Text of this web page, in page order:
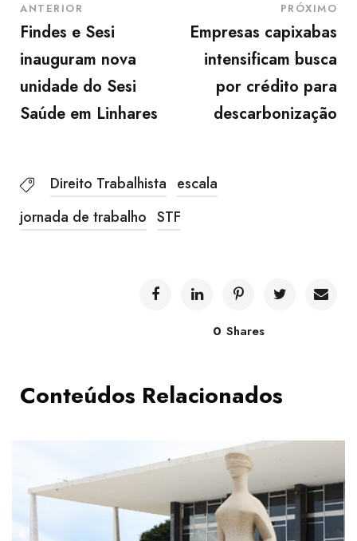
ANTERIOR
Findes e Sesi
inauguram nova
unidade do Sesi
Saúde em Linhares
PRÓXIMO
Empresas capixabas
intensificam busca
por crédito para
descarbonização
Direito Trabalhista escala
jornada de trabalho STF
0 Shares
Conteúdos Relacionados